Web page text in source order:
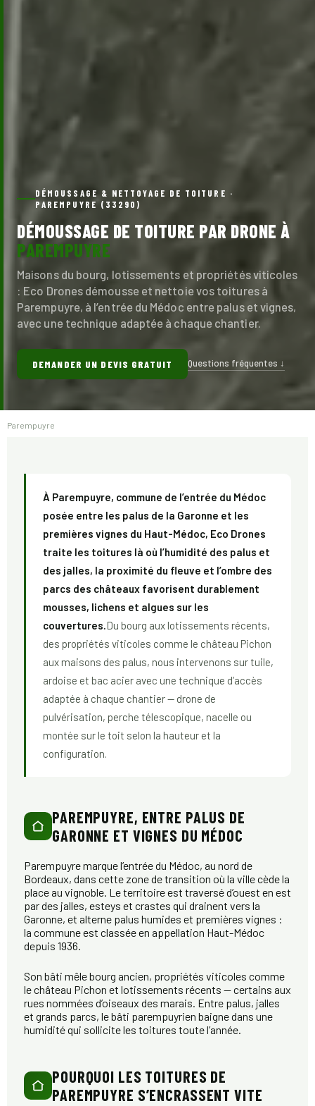
DÉMOUSSAGE & NETTOYAGE DE TOITURE ·
PAREMPUYRE (33290)
DÉMOUSSAGE DE TOITURE PAR DRONE À
PAREMPUYRE
Maisons du bourg, lotissements et propriétés viticoles
: Eco Drones démousse et nettoie vos toitures à
Parempuyre, à l’entrée du Médoc entre palus et vignes,
avec une technique adaptée à chaque chantier.
DEMANDER UN DEVIS GRATUIT Questions fréquentes ↓
Parempuyre
À Parempuyre, commune de l’entrée du Médoc
posée entre les palus de la Garonne et les
premières vignes du Haut-Médoc, Eco Drones
traite les toitures là où l’humidité des palus et
des jalles, la proximité du fleuve et l’ombre des
parcs des châteaux favorisent durablement
mousses, lichens et algues sur les
couvertures.Du bourg aux lotissements récents,
des propriétés viticoles comme le château Pichon
aux maisons des palus, nous intervenons sur tuile,
ardoise et bac acier avec une technique d’accès
adaptée à chaque chantier — drone de
pulvérisation, perche télescopique, nacelle ou
montée sur le toit selon la hauteur et la
configuration.
PAREMPUYRE, ENTRE PALUS DE
GARONNE ET VIGNES DU MÉDOC
Parempuyre marque l’entrée du Médoc, au nord de
Bordeaux, dans cette zone de transition où la ville cède la
place au vignoble. Le territoire est traversé d’ouest en est
par des jalles, esteys et crastes qui drainent vers la
Garonne, et alterne palus humides et premières vignes :
la commune est classée en appellation Haut-Médoc
depuis 1936.
Son bâti mêle bourg ancien, propriétés viticoles comme
le château Pichon et lotissements récents — certains aux
rues nommées d’oiseaux des marais. Entre palus, jalles
et grands parcs, le bâti parempuyrien baigne dans une
humidité qui sollicite les toitures toute l’année.
POURQUOI LES TOITURES DE
PAREMPUYRE S’ENCRASSENT VITE